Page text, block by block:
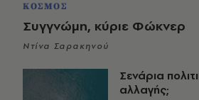
ΚΟΣΜΟΣ
Συγγνώμη, κύριε Φώκνερ
Ντίνα Σαρακηνού
Σενάρια
αλλαγής;